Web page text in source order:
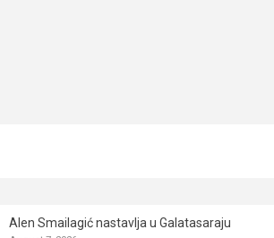
Alen Smailagić nastavlja u Galatasaraju